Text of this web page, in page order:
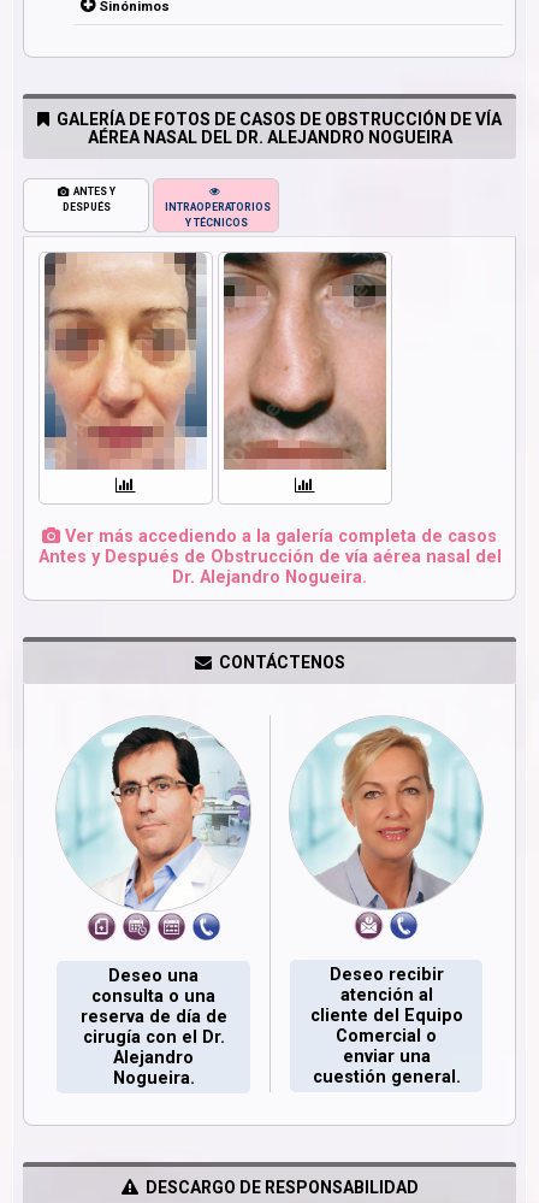
Sinónimos
GALERÍA DE FOTOS DE CASOS DE OBSTRUCCIÓN DE VÍA
AÉREA NASAL DEL DR. ALEJANDRO NOGUEIRA
ANTES Y
DESPUÉS
INTRAOPERATORIOS
Y TÉCNICOS
Ver más accediendo a la galería completa de casos
Antes y Después de Obstrucción de vía aérea nasal del
Dr. Alejandro Nogueira.
CONTÁCTENOS
Deseo una
consulta o una
reserva de día de
cirugía con el Dr.
Alejandro
Nogueira.
Deseo recibir
atención al
cliente del Equipo
Comercial o
enviar una
cuestión general.
DESCARGO DE RESPONSABILIDAD